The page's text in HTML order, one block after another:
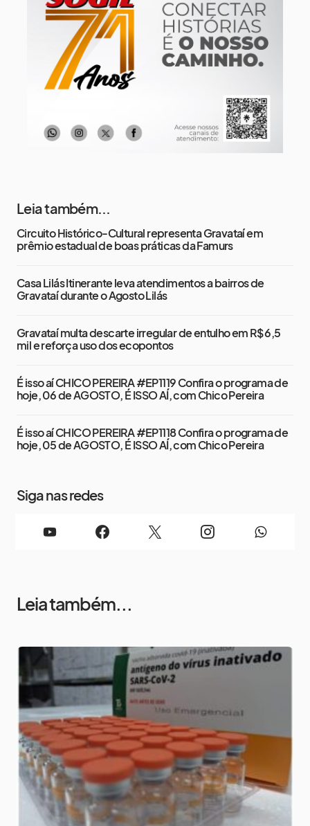
12 de agosto
Quarta-Feira 13° 12°
13 de agosto
Quinta-Feira 16° 13°
Leia também...
Circuito Histórico-Cultural representa Gravataí em
prêmio estadual de boas práticas da Famurs
Casa Lilás Itinerante leva atendimentos a bairros de
Gravataí durante o Agosto Lilás
Gravataí multa descarte irregular de entulho em R$ 6,5
mil e reforça uso dos ecopontos
É isso aí CHICO PEREIRA #EP1119 Confira o programa de
hoje, 06 de AGOSTO, É ISSO AÍ, com Chico Pereira
É isso aí CHICO PEREIRA #EP1118 Confira o programa de
hoje, 05 de AGOSTO, É ISSO AÍ, com Chico Pereira
Siga nas redes
Leia também...